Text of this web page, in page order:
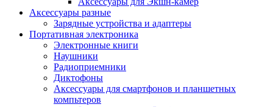
Аксессуары разные
Зарядные устройства и адаптеры
Портативная электроника
Электронные книги
Наушники
Радиоприемники
Диктофоны
Аксессуары для смартфонов и планшетных
компьтеров